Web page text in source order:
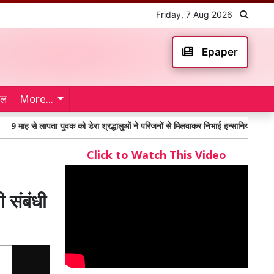
Friday, 7 Aug 2026
Epaper
More...
युवक को डेरा श्रद्धालुओं ने परिजनों से मिलवाकर निभाई इन्सानियत महंगाई
संबंधी
Click to Watch This Video